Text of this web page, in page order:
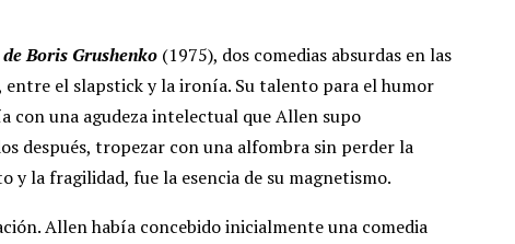
Boris Grushenko (1975), dos comedias absurdas en las
el slapstick y la ironía. Su talento para el humor
una agudeza intelectual que Allen supo
después, tropezar con una alfombra sin perder la
la fragilidad, fue la esencia de su magnetismo.
Allen había concebido inicialmente una comedia